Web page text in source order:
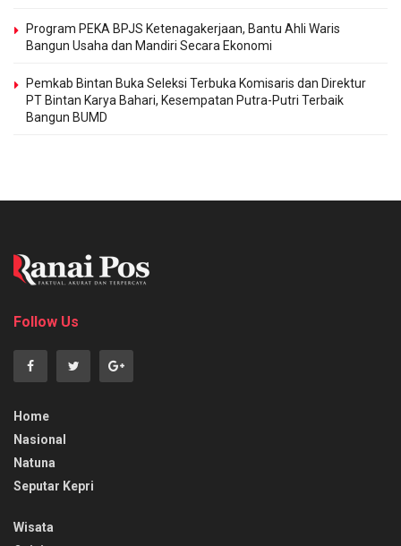
Program PEKA BPJS Ketenagakerjaan, Bantu Ahli Waris
Bangun Usaha dan Mandiri Secara Ekonomi
Pemkab Bintan Buka Seleksi Terbuka Komisaris dan Direktur
PT Bintan Karya Bahari, Kesempatan Putra-Putri Terbaik
Bangun BUMD
Follow Us
Home
Nasional
Natuna
Seputar Kepri
Wisata